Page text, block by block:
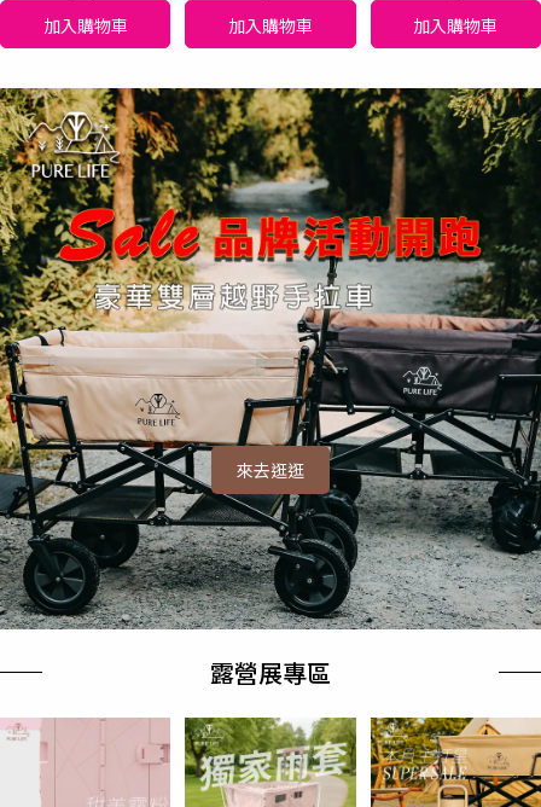
加入購物車 加入購物車 加入購物車
來去逛逛
露營展專區